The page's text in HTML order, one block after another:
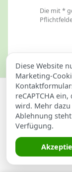
Die mit *
Diese Website
Marketing-
reCAPTCHA
wird. Mehr
Ablehnung
Verfügung.